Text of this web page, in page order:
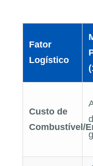
Fator
Logístico
Custo de
Combustível/